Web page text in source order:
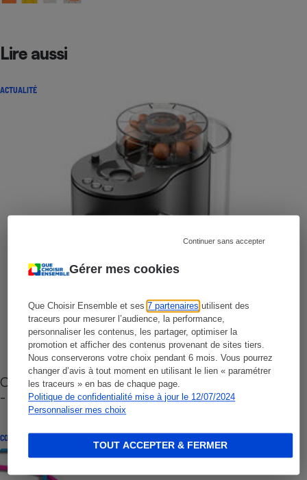
Gérer mes cookies
Que Choisir Ensemble et ses7 partenaires utilisent des
traceurs pour mesurer l’audience, la performance,
personnaliser les contenus, les partager, optimiser la
promotion et afficher des contenus provenant de sites tiers.
Nous conserverons votre choix pendant 6 mois. Vous pourrez
changer d’avis à tout moment en utilisant le lien « paramétrer
les traceurs » en bas de chaque page.
Politique de confidentialité mise à jour le 12/07/2024
Personnaliser mes choix
Continuer sans accepter
TOUT ACCEPTER & FERMER
Lire aussi
ACTUALITÉ
Cafetière à capsules zéro déchet CoffeeB (vidéo)
- Premières impressions
CONSEILS